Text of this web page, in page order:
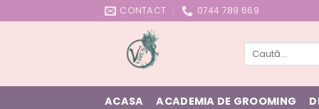
to
CONTACT 0744 789 669
Caută
ACASA ACADEMIA DE GROOMING